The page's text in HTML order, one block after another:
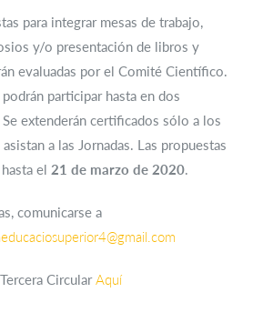
para integrar mesas de trabajo,
y/o presentación de libros y
evaluadas por el Comité Científico.
participar hasta en dos
extenderán certificados sólo a los
a las Jornadas. Las propuestas
el 21 de marzo de 2020.
comunicarse a
CircularAquí